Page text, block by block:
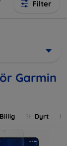
Filter
Garmin
Billig Dyrt